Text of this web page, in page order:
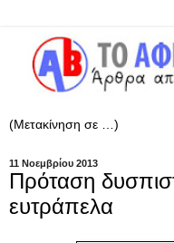
11 Νοεμβρίου 2013
Πρόταση
ευτράπελα